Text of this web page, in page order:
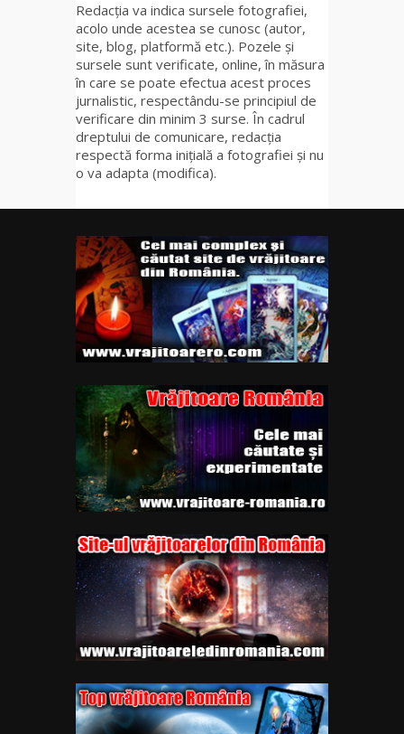
Redacția va indica sursele fotografiei,
acolo unde acestea se cunosc (autor,
site, blog, platformă etc.). Pozele și
sursele sunt verificate, online, în măsura
în care se poate efectua acest proces
jurnalistic, respectându-se principiul de
verificare din minim 3 surse. În cadrul
dreptului de comunicare, redacția
respectă forma inițială a fotografiei și nu
o va adapta (modifica).